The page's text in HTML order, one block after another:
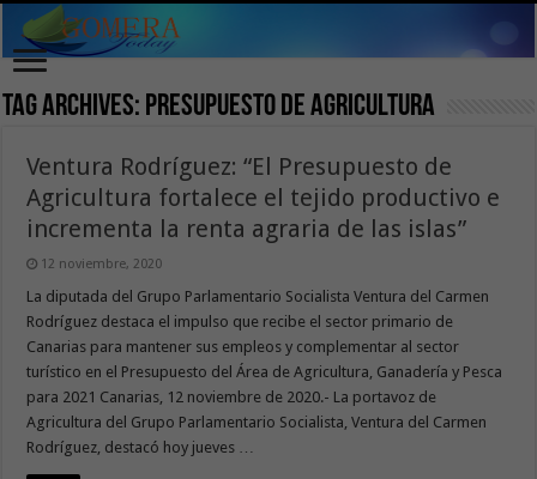
Tag Archives: Presupuesto de Agricultura
Ventura Rodríguez: “El Presupuesto de
Agricultura fortalece el tejido productivo e
incrementa la renta agraria de las islas”
12 noviembre, 2020
La diputada del Grupo Parlamentario Socialista Ventura del Carmen
Rodríguez destaca el impulso que recibe el sector primario de
Canarias para mantener sus empleos y complementar al sector
turístico en el Presupuesto del Área de Agricultura, Ganadería y Pesca
para 2021 Canarias, 12 noviembre de 2020.- La portavoz de
Agricultura del Grupo Parlamentario Socialista, Ventura del Carmen
Rodríguez, destacó hoy jueves …